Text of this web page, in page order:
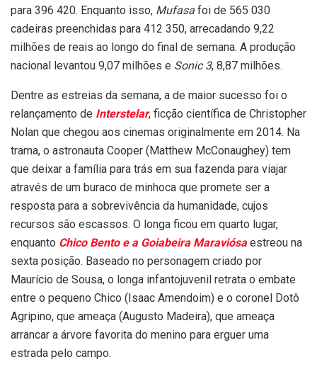
para 396 420. Enquanto isso, Mufasa foi de 565 030
cadeiras preenchidas para 412 350, arrecadando 9,22
milhões de reais ao longo do final de semana. A produção
nacional levantou 9,07 milhões e Sonic 3, 8,87 milhões.
Dentre as estreias da semana, a de maior sucesso foi o
relançamento de Interstelar, ficção científica de Christopher
Nolan que chegou aos cinemas originalmente em 2014. Na
trama, o astronauta Cooper (Matthew McConaughey) tem
que deixar a família para trás em sua fazenda para viajar
através de um buraco de minhoca que promete ser a
resposta para a sobrevivência da humanidade, cujos
recursos são escassos. O longa ficou em quarto lugar,
enquanto Chico Bento e a Goiabeira Maraviósaestreou na
sexta posição. Baseado no personagem criado por
Maurício de Sousa, o longa infantojuvenil retrata o embate
entre o pequeno Chico (Isaac Amendoim) e o coronel Dotô
Agripino, que ameaça (Augusto Madeira), que ameaça
arrancar a árvore favorita do menino para erguer uma
estrada pelo campo.